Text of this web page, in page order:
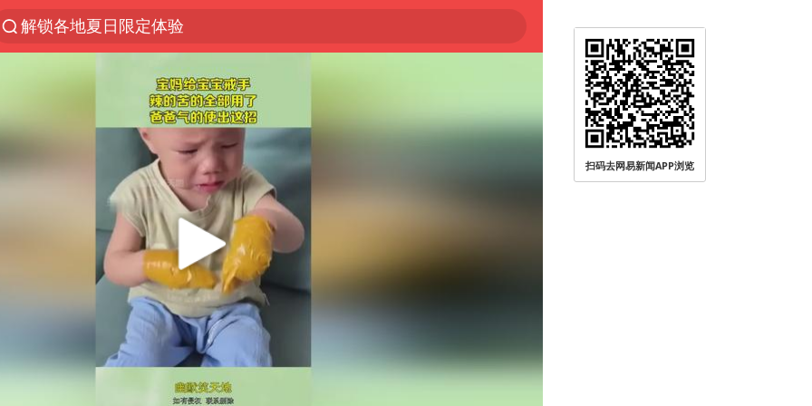
解锁各地夏日限定体验
富婆带资进组给自己硬加60多场吻戏
黄金创今年来最大单周涨幅
名创优品一次性内裤 颜面尽失
“六爷”挂一颗出场
金饰克价一夜涨回1300元
视频丨中国东方电气集团原党组副书记、董事宋致远被查
白海豚将正面袭击贯穿浙江
梁家辉：到内地拍戏不是北上是回归
酒店回应车内过夜被收150元
扫码去网易新闻APP浏览